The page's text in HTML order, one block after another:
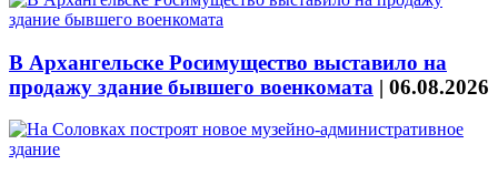
В Архангельске Росимущество выставило на
продажу здание бывшего военкомата | 06.08.2026